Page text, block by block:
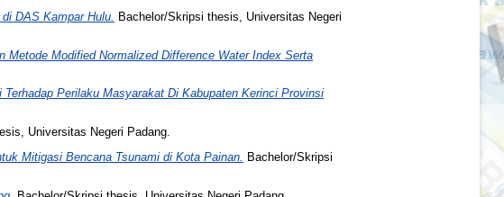
DAS Kampar Hulu.
Bachelor/Skripsi thesis, Universitas Negeri
Metode Modified Normalized Difference Water Index Serta
Perilaku Masyarakat Di Kabupaten Kerinci Provinsi
Universitas Negeri Padang.
Mitigasi Bencana Tsunami di Kota Painan. Bachelor/Skripsi